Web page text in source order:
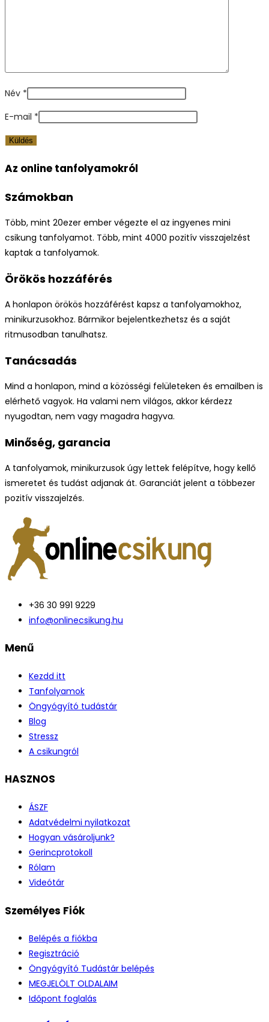
Név *
E-mail *
Az online tanfolyamokról
Számokban
Több, mint 20ezer ember végezte el az ingyenes mini
csikung tanfolyamot. Több, mint 4000 pozitív visszajelzést
kaptak a tanfolyamok.
Örökös hozzáférés
A honlapon örökös hozzáférést kapsz a tanfolyamokhoz,
minikurzusokhoz. Bármikor bejelentkezhetsz és a saját
ritmusodban tanulhatsz.
Tanácsadás
Mind a honlapon, mind a közösségi felületeken és emailben is
elérhető vagyok. Ha valami nem világos, akkor kérdezz
nyugodtan, nem vagy magadra hagyva.
Minőség, garancia
A tanfolyamok, minikurzusok úgy lettek felépítve, hogy kellő
ismeretet és tudást adjanak át. Garanciát jelent a többezer
pozitív visszajelzés.
+36 30 991 9229
info@onlinecsikung.hu
Menű
Kezdd itt
Tanfolyamok
Öngyógyító tudástár
Blog
Stressz
A csikungról
HASZNOS
ÁSZF
Adatvédelmi nyilatkozat
Hogyan vásároljunk?
Gerincprotokoll
Rólam
Videótár
Személyes Fiók
Belépés a fiókba
Regisztráció
Öngyógyító Tudástár belépés
MEGJELÖLT OLDALAIM
Időpont foglalás